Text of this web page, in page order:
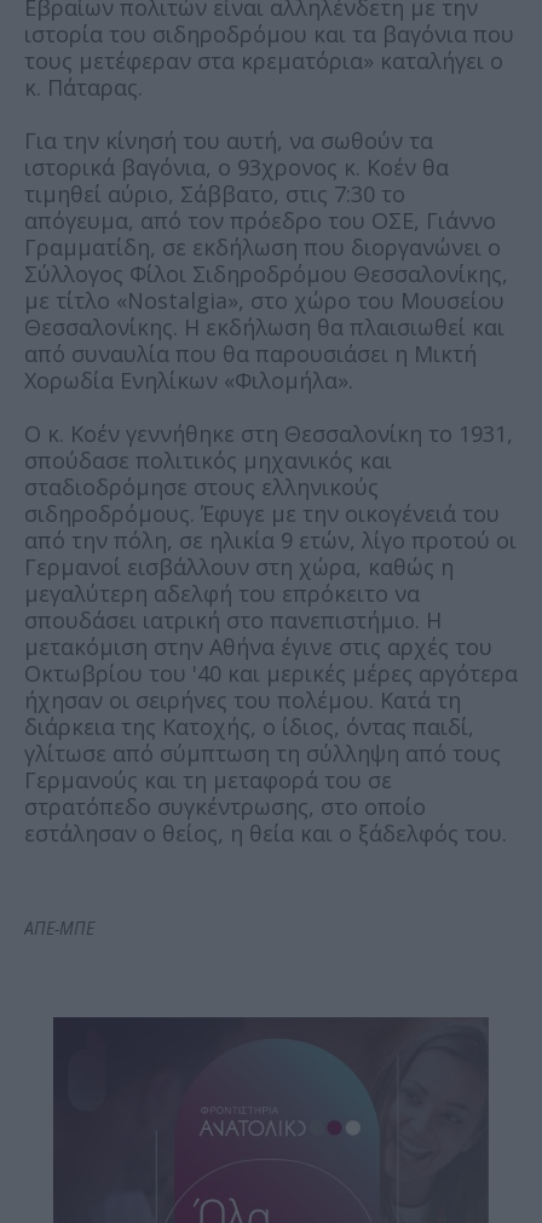
Εβραίων πολιτών είναι αλληλένδετη με την
ιστορία του σιδηροδρόμου και τα βαγόνια που
τους μετέφεραν στα κρεματόρια» καταλήγει ο
κ. Πάταρας.
Για την κίνησή του αυτή, να σωθούν τα
ιστορικά βαγόνια, ο 93χρονος κ. Κοέν θα
τιμηθεί αύριο, Σάββατο, στις 7:30 το
απόγευμα, από τον πρόεδρο του ΟΣΕ, Γιάννο
Γραμματίδη, σε εκδήλωση που διοργανώνει ο
Σύλλογος Φίλοι Σιδηροδρόμου Θεσσαλονίκης,
με τίτλο «Nostalgia», στο χώρο του Μουσείου
Θεσσαλονίκης. Η εκδήλωση θα πλαισιωθεί και
από συναυλία που θα παρουσιάσει η Μικτή
Χορωδία Ενηλίκων «Φιλομήλα».
Ο κ. Κοέν γεννήθηκε στη Θεσσαλονίκη το 1931,
σπούδασε πολιτικός μηχανικός και
σταδιοδρόμησε στους ελληνικούς
σιδηροδρόμους. Έφυγε με την οικογένειά του
από την πόλη, σε ηλικία 9 ετών, λίγο προτού οι
Γερμανοί εισβάλλουν στη χώρα, καθώς η
μεγαλύτερη αδελφή του επρόκειτο να
σπουδάσει ιατρική στο πανεπιστήμιο. Η
μετακόμιση στην Αθήνα έγινε στις αρχές του
Οκτωβρίου του '40 και μερικές μέρες αργότερα
ήχησαν οι σειρήνες του πολέμου. Κατά τη
διάρκεια της Κατοχής, ο ίδιος, όντας παιδί,
γλίτωσε από σύμπτωση τη σύλληψη από τους
Γερμανούς και τη μεταφορά του σε
στρατόπεδο συγκέντρωσης, στο οποίο
εστάλησαν ο θείος, η θεία και ο ξάδελφός του.
ΑΠΕ-ΜΠΕ